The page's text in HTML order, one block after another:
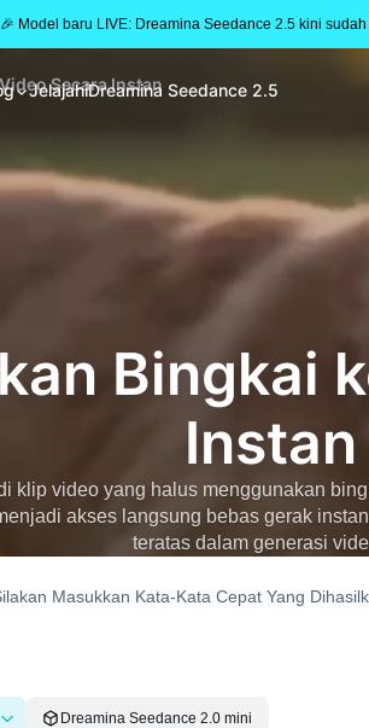
🎉 Model baru LIVE: Dreamina Seedance 2.5 kini
JelajahiDreamina Seedance 2.5
Secara Instan
Bingkai
Instan
klip video yang halus menggunakan
akses langsung bebas gerak
teratas dalam generasi
Dreamina Seedance 2.0 mini